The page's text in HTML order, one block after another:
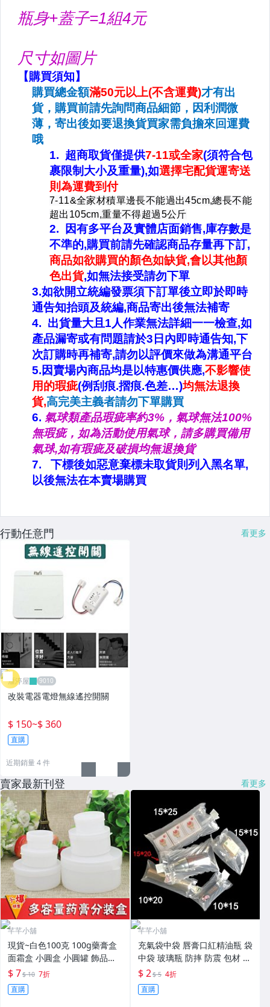
行動任意門 看更多
雁渟屋
改裝電器電燈無線遙控開關
$ 150~$ 360
直購
近期銷量 4 件
賣家最新刊登 看更多
芊芊小舖
現貨~白色100克 100g藥膏盒
面霜盒 小圓盒 小圓罐 飾品盒
保養品分裝盒 保養品分裝罐 旅
行收納瓶 乳霜盒面膜瓶
$ 7$ 10 7折
直購
芊芊小舖
充氣袋中袋 唇膏口紅精油瓶 袋
中袋 玻璃瓶 防摔 防震 包材 包
裝 氣泡袋 包裝袋 防撞袋 香水
緩衝袋 充氣袋
$ 2$ 5 4折
直購